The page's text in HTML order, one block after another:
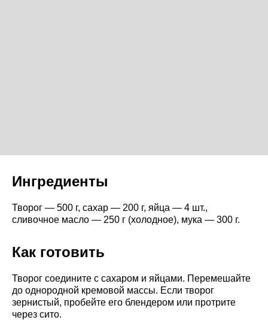
Ингредиенты
Творог — 500 г, сахар — 200 г, яйца — 4 шт.,
сливочное масло — 250 г (холодное), мука — 300 г.
Как готовить
Творог соедините с сахаром и яйцами. Перемешайте
до однородной кремовой массы. Если творог
зернистый, пробейте его блендером или протрите
через сито.